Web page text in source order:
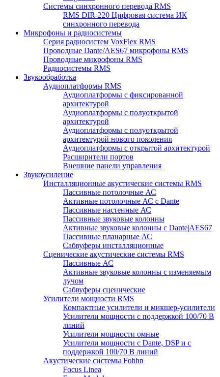
Системы синхронного перевода RMS
RMS DIR-220 Цифровая система ИК
синхронного перевода
Микрофоны и радиосистемы
Серия радиосистем VoxFlex RMS
Проводные Dante/AES67 микрофоны RMS
Проводные микрофоны RMS
Радиосистемы RMS
Звукообработка
Аудиоплатформы RMS
Аудиоплатформы с фиксированной
архитектурой
Аудиоплатформы с полуоткрытой
архитектурой
Аудиоплатформы с полуоткрытой
архитектурой нового поколения
Аудиоплатформы с открытой архитектурой
Расширители портов
Внешние панели управления
Звукоусиление
Инсталляционные акустические системы RMS
Пассивные потолочные АС
Активные потолочные АС с Dante
Пассивные настенные АС
Пассивные звуковые колонны
Активные звуковые колонны с Dante|AES67
Пассивные планарные АС
Сабвуферы инсталляционные
Сценические акустические системы RMS
Пассивные АС
Активные звуковые колонны с изменяемым
лучом
Сабвуферы сценические
Усилители мощности RMS
Компактные усилители и микшер-усилители
Усилители мощности с поддержкой 100/70 В
линий
Усилители мощности омные
Усилители мощности с Dante, DSP и с
поддержкой 100/70 В линий
Акустические системы Fohhn
Focus Linea